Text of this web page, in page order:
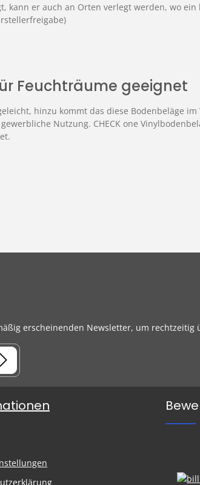
er auch an Orten verlegt werden, wo
Feuchträume geeignet
hinzu kommt das diese Bodenbeläge
Nutzung. CHECK one
erscheinenden Newsletter, um